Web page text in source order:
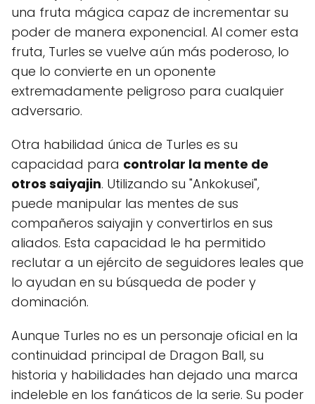
una fruta mágica capaz de incrementar su
poder de manera exponencial. Al comer esta
fruta, Turles se vuelve aún más poderoso, lo
que lo convierte en un oponente
extremadamente peligroso para cualquier
adversario.
Otra habilidad única de Turles es su
capacidad para controlar la mente de
otros saiyajin. Utilizando su "Ankokusei",
puede manipular las mentes de sus
compañeros saiyajin y convertirlos en sus
aliados. Esta capacidad le ha permitido
reclutar a un ejército de seguidores leales que
lo ayudan en su búsqueda de poder y
dominación.
Aunque Turles no es un personaje oficial en la
continuidad principal de Dragon Ball, su
historia y habilidades han dejado una marca
indeleble en los fanáticos de la serie. Su poder